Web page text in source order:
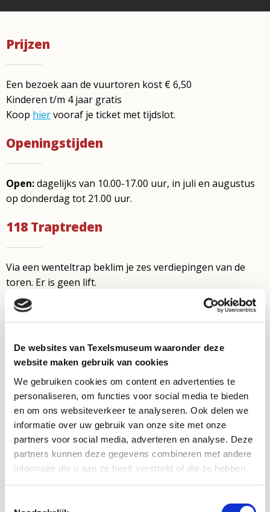
De websites van Texelsmuseum waaronder deze
website maken gebruik van cookies
We gebruiken cookies om content en advertenties te
personaliseren, om functies voor social media te bieden
en om ons websiteverkeer te analyseren. Ook delen we
informatie over uw gebruik van onze site met onze
partners voor social media, adverteren en analyse. Deze
partners kunnen deze gegevens combineren met andere
informatie die u aan ze heeft verstrekt of die ze hebben
Prijzen
Een bezoek aan de vuurtoren kost € 6,50
Kinderen t/m 4 jaar gratis
Koop hiervooraf je ticket met tijdslot.
Openingstijden
Open:dagelijks van 10.00-17.00 uur, in juli en augustus
op donderdag tot 21.00 uur.
118 Traptreden
Via een wenteltrap beklim je zes verdiepingen van de
toren. Er is geen lift.
Vanwege de veiligheid op de trap zijn vastzittende
schoenen sterk aanbevolen bij het beklimmen van de
toren. Dus geen teen- of badslippers. Huisdieren moeten
helaas buiten blijven.
Contact
Vuurtorenweg 184
1795 LN De Cocksdorp
info@vuurtorentexel.nl
Voor vragen: bel de receptie van Ecomare: 0222 317 741.